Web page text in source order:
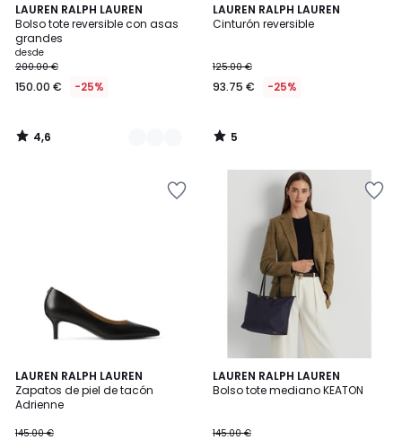
LAUREN RALPH LAUREN
Bolso tote reversible con asas
grandes
desde
200.00 €
150.00 € -25%
4,6
/ 5
2
Colores
4,6
/
LAUREN RALPH LAUREN
Cinturón reversible
125.00 €
93.75 € -25%
5
/
5
/
LAUREN RALPH LAUREN
Zapatos de piel de tacón
Adrienne
145.00 €
4
/
5
LAUREN RALPH LAUREN
Bolso tote mediano KEATON
145.00 €
5
/